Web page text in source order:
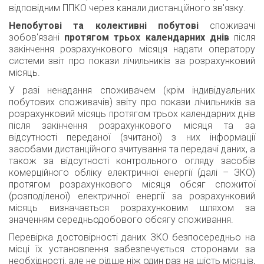
відповідним ППКО через канали дистанційного зв'язку.
Непобутові та колективні побутовіспоживачі
зобов'язані протягом трьох календарних днівпісля
закінчення розрахункового місяця надати оператору
системи звіт про покази лічильників за розрахунковий
місяць.
У разі ненадання споживачем (крім індивідуальних
побутових споживачів) звіту про покази лічильників за
розрахунковий місяць протягом трьох календарних днів
після закінчення розрахункового місяця та за
відсутності переданої (зчитаної) з них інформації
засобами дистанційного зчитування та передачі даних, а
також за відсутності контрольного огляду засобів
комерційного обліку електричної енергії (далі – ЗКО)
протягом розрахункового місяця обсяг спожитої
(розподіленої) електричної енергії за розрахунковий
місяць визначається розрахунковим шляхом за
значенням середньодобового обсягу споживання.
Перевірка достовірності даних ЗКО безпосередньо на
місці їх установлення забезпечується сторонами за
необхідності, але не рідше ніж один раз на шість місяців,